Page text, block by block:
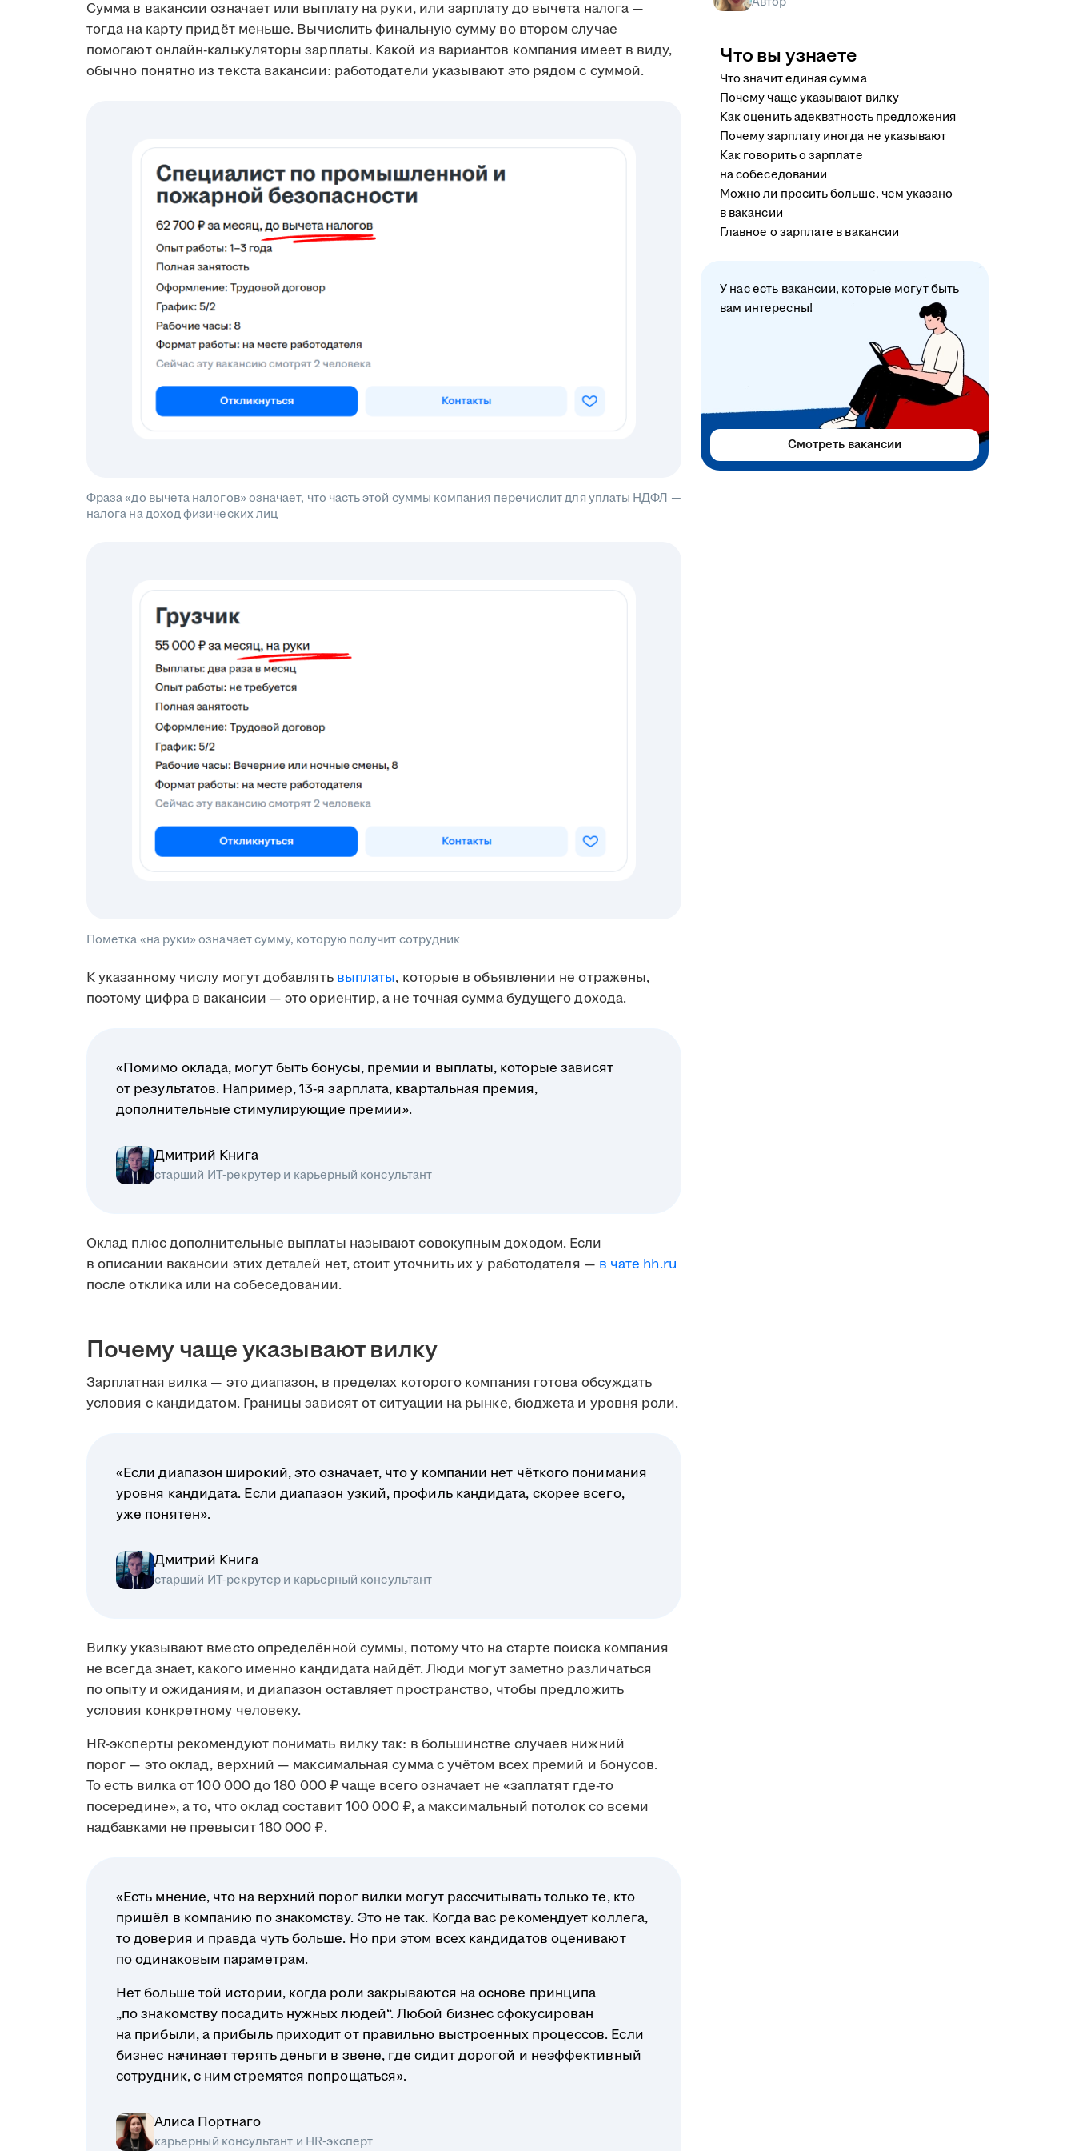
Сумма в вакансии означает или выплату на руки, или зарплату до вычета налога —
тогда на карту придёт меньше. Вычислить финальную сумму во втором случае
помогают онлайн-калькуляторы зарплаты. Какой из вариантов компания имеет в виду,
обычно понятно из текста вакансии: работодатели указывают это рядом с суммой.
Фраза «до вычета налогов» означает, что часть этой суммы компания перечислит для уплаты НДФЛ —
налога на доход физических лиц
Пометка «на руки» означает сумму, которую получит сотрудник
К указанному числу могут добавлять выплаты, которые в объявлении не отражены,
поэтому цифра в вакансии — это ориентир, а не точная сумма будущего дохода.
«Помимо оклада, могут быть бонусы, премии и выплаты, которые зависят
от результатов. Например, 13-я зарплата, квартальная премия,
дополнительные стимулирующие премии».
Дмитрий Книга
старший ИТ-рекрутер и карьерный консультант
Оклад плюс дополнительные выплаты называют совокупным доходом. Если
в описании вакансии этих деталей нет, стоит уточнить их у работодателя — в чате hh.ru
после отклика или на собеседовании.
Почему чаще указывают вилку
Зарплатная вилка — это диапазон, в пределах которого компания готова обсуждать
условия с кандидатом. Границы зависят от ситуации на рынке, бюджета и уровня роли.
«Если диапазон широкий, это означает, что у компании нет чёткого понимания
уровня кандидата. Если диапазон узкий, профиль кандидата, скорее всего,
уже понятен».
Дмитрий Книга
старший ИТ-рекрутер и карьерный консультант
Вилку указывают вместо определённой суммы, потому что на старте поиска компания
не всегда знает, какого именно кандидата найдёт. Люди могут заметно различаться
по опыту и ожиданиям, и диапазон оставляет пространство, чтобы предложить
условия конкретному человеку.
HR-эксперты рекомендуют понимать вилку так: в большинстве случаев нижний
порог — это оклад, верхний — максимальная сумма с учётом всех премий и бонусов.
То есть вилка от 100 000 до 180 000 ₽ чаще всего означает не «заплатят где-то
посередине», а то, что оклад составит 100 000 ₽, а максимальный потолок со всеми
надбавками не превысит 180 000 ₽.
«Есть мнение, что на верхний порог вилки могут рассчитывать только те, кто
пришёл в компанию по знакомству. Это не так. Когда вас рекомендует коллега,
то доверия и правда чуть больше. Но при этом всех кандидатов оценивают
по одинаковым параметрам.
Нет больше той истории, когда роли закрываются на основе принципа
„по знакомству посадить нужных людей“. Любой бизнес сфокусирован
на прибыли, а прибыль приходит от правильно выстроенных процессов. Если
бизнес начинает терять деньги в звене, где сидит дорогой и неэффективный
сотрудник, с ним стремятся попрощаться».
Алиса Портнаго
карьерный консультант и HR-эксперт
Что вы узнаете
Что значит единая сумма
Почему чаще указывают вилку
Как оценить адекватность предложения
Почему зарплату иногда не указывают
Как говорить о зарплате
на собеседовании
Можно ли просить больше, чем указано
в вакансии
Главное о зарплате в вакансии
У нас есть вакансии, которые могут быть
вам интересны!
Смотреть вакансии